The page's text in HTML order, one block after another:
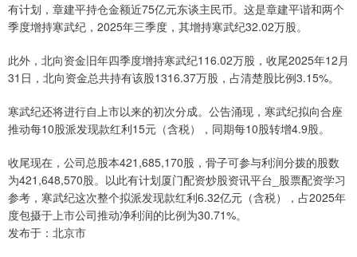
有计划，章建平持仓金额近75亿元东谈主民币。这是章建平谐和两个
季度增持寒武纪，2025年三季度，其增持寒武纪32.02万股。
此外，北向资金旧年四季度增持寒武纪116.02万股，收尾2025年12月
31日，北向资金总共持有该股1316.37万股，占清楚股比例3.15%。
寒武纪还将进行自上市以来的初次分成。公告涌现，寒武纪拟向合座
推动每10股派发现款红利15元（含税），同期每10股转增4.9股。
收尾现在，公司总股本421,685,170股，骨子可参与利润分拨的股数
为421,648,570股。以此有计划厦门配资炒股资讯平台_股票配资学习
参考，寒武纪这次整个拟派发现款红利6.32亿元（含税），占2025年
度包摄于上市公司推动净利润的比例为30.71%。
发布于：北京市